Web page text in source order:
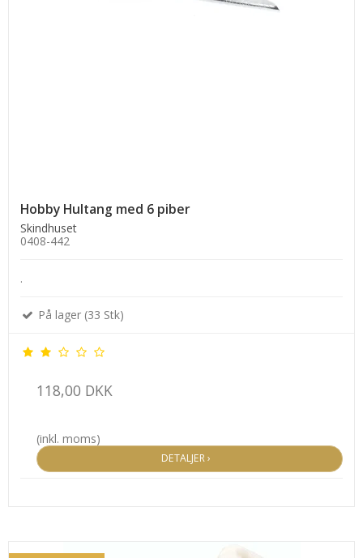
Hobby Hultang med 6 piber
Skindhuset
0408-442
.
På lager (33 Stk)
118,00 DKK
(inkl. moms)
DETALJER ›